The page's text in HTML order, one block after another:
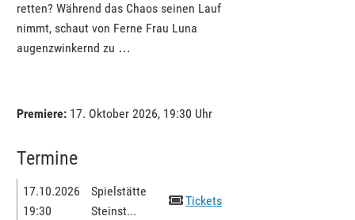
retten? Während das Chaos seinen Lauf
nimmt, schaut von Ferne Frau Luna
augenzwinkernd zu …
Premiere: 17. Oktober 2026, 19:30 Uhr
Termine
17.10.2026
19:30
Spielstätte
Steinst...
Tickets